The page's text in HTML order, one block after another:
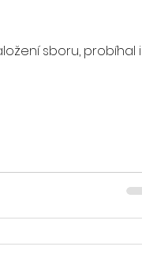
sboru, probíhal i